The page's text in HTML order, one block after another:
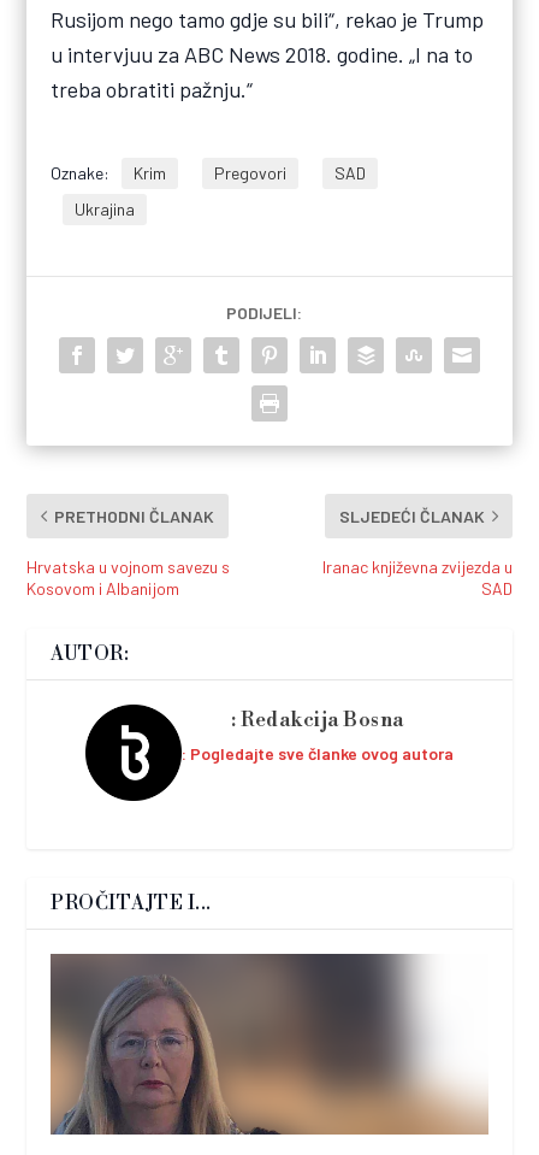
Rusijom nego tamo gdje su bili“, rekao je Trump
u intervjuu za ABC News 2018. godine. „I na to
treba obratiti pažnju.“
Oznake: Krim Pregovori
SAD
Ukrajina
PODIJELI:
PRETHODNI ČLANAK
Hrvatska u vojnom savezu s
Kosovom i Albanijom
SLJEDEĆI ČLANAK
Iranac književna zvijezda u
SAD
AUTOR:
Redakcija Bosna
Pogledajte sve članke ovog autora
PROČITAJTE I...